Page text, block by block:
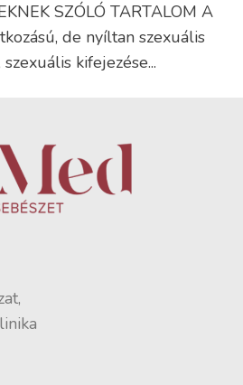
SZÓLÓ TARTALOM A
de nyíltan szexuális
kifejezése...